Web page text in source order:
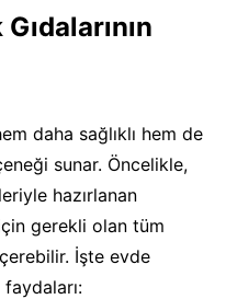
daha sağlıklı hem de
sunar. Öncelikle,
hazırlanan
gerekli olan tüm
İşte evde
faydaları: